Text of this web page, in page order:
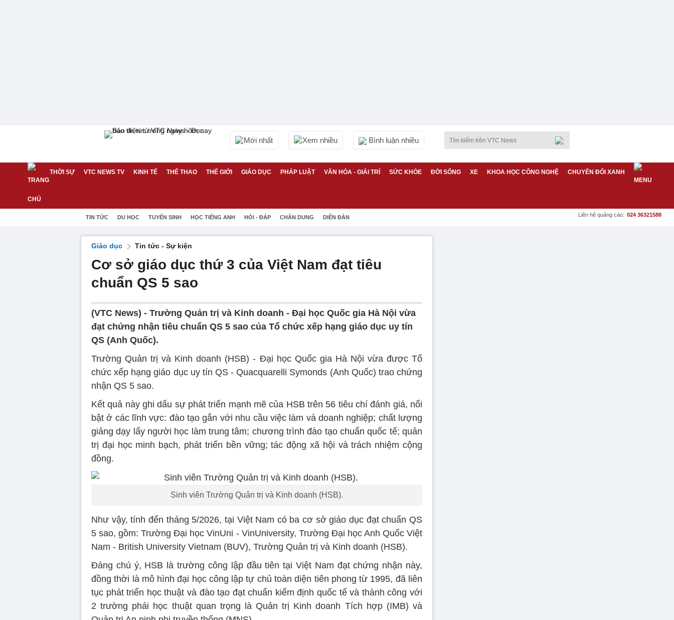
Mới nhất Xem nhiều Bình luận nhiều
THỜI SỰ VTC NEWS TV KINH TẾ THỂ THAO THẾ GIỚI GIÁO DỤC PHÁP LUẬT VĂN HÓA - GIẢI TRÍ SỨC KHỎE ĐỜI SỐNG XE KHOA HỌC CÔNG NGHỆ CHUYỂN ĐỔI XANH
TIN TỨC DU HỌC TUYỂN SINH HỌC TIẾNG ANH HỎI - ĐÁP CHÂN DUNG DIỄN ĐÀN Liên hệ quảng cáo: 024 36321588
Giáo dục Tin tức - Sự kiện
Cơ sở giáo dục thứ 3 của Việt Nam đạt tiêu
chuẩn QS 5 sao
(VTC News) - Trường Quản trị và Kinh doanh - Đại học Quốc gia Hà Nội vừa
đạt chứng nhận tiêu chuẩn QS 5 sao của Tổ chức xếp hạng giáo dục uy tín
QS (Anh Quốc).
Trường Quản trị và Kinh doanh (HSB) - Đại học Quốc gia Hà Nội vừa được Tổ
chức xếp hạng giáo dục uy tín QS - Quacquarelli Symonds (Anh Quốc) trao chứng
nhận QS 5 sao.
Kết quả này ghi dấu sự phát triển mạnh mẽ của HSB trên 56 tiêu chí đánh giá, nổi
bật ở các lĩnh vực: đào tạo gắn với nhu cầu việc làm và doanh nghiệp; chất lượng
giảng dạy lấy người học làm trung tâm; chương trình đào tạo chuẩn quốc tế; quản
trị đại học minh bạch, phát triển bền vững; tác động xã hội và trách nhiệm cộng
đồng.
Sinh viên Trường Quản trị và Kinh doanh (HSB).
Như vậy, tính đến tháng 5/2026, tại Việt Nam có ba cơ sở giáo dục đạt chuẩn QS
5 sao, gồm: Trường Đại học VinUni - VinUniversity, Trường Đại học Anh Quốc Việt
Nam - British University Vietnam (BUV), Trường Quản trị và Kinh doanh (HSB).
Đáng chú ý, HSB là trường công lập đầu tiên tại Việt Nam đạt chứng nhận này,
đồng thời là mô hình đại học công lập tự chủ toàn diện tiên phong từ 1995, đã liên
tục phát triển học thuật và đào tạo đạt chuẩn kiểm định quốc tế và thành công với
2 trường phái học thuật quan trọng là Quản trị Kinh doanh Tích hợp (IMB) và